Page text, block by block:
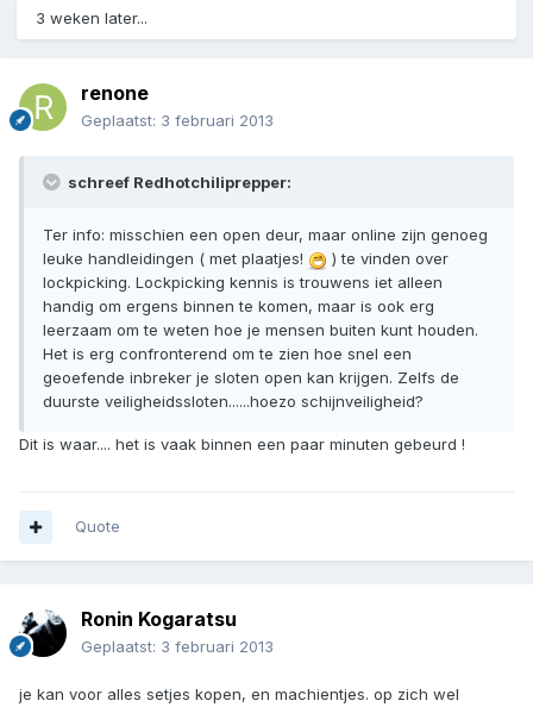
3 weken later...
renone
Geplaatst: 3 februari 2013
schreef Redhotchiliprepper:
Ter info: misschien een open deur, maar online zijn genoeg
leuke handleidingen ( met plaatjes!
) te vinden over
lockpicking. Lockpicking kennis is trouwens iet alleen
handig om ergens binnen te komen, maar is ook erg
leerzaam om te weten hoe je mensen buiten kunt houden.
Het is erg confronterend om te zien hoe snel een
geoefende inbreker je sloten open kan krijgen. Zelfs de
duurste veiligheidssloten......hoezo schijnveiligheid?
Dit is waar.... het is vaak binnen een paar minuten gebeurd !
Quote
Ronin Kogaratsu
Geplaatst: 3 februari 2013
je kan voor alles setjes kopen, en machientjes. op zich wel